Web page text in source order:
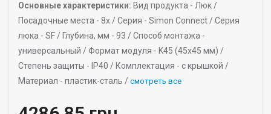
Основные характеристики: Вид продукта - Люк /
Посадочные места - 8х /Серия - Simon Connect /Серия
люка - SF / Глубина, мм - 93 /Способ монтажа -
универсальный /Формат модуля - K45 (45х45 мм) /
Степень защиты - IP40 / Комплектация - с крышкой /
Материал - пластик-сталь / смотреть все